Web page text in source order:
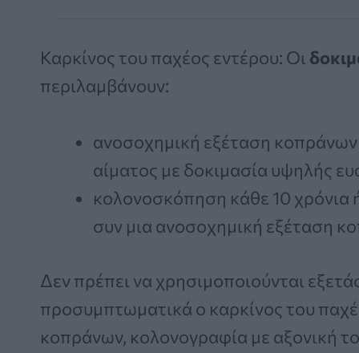
Καρκίνος του παχέος εντέρου: Οι
περιλαμβάνουν:
ανοσοχημική εξέταση
αίματος με δοκιμασία υψηλής
κολονοσκόπηση κάθε 10 χρόνια
συν μια ανοσοχημική εξέταση
Δεν πρέπει να χρησιμοποιούνται
προσυμπτωματικά ο καρκίνος του
κοπράνων, κολονογραφία με αξονική